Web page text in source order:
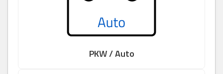
PKW / Auto